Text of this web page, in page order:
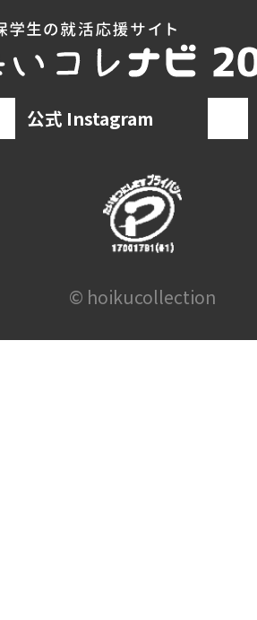
公式 Instagram
© hoikucollection